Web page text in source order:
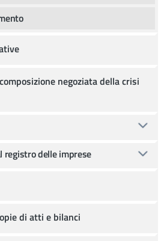
negoziata della crisi
delle imprese
di atti e bilanci